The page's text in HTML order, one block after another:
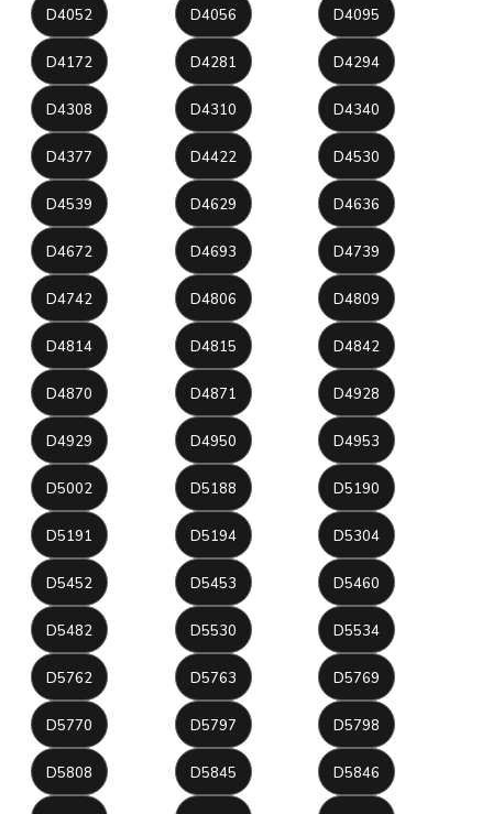
D4052 D4056 D4095
D4172 D4281 D4294
D4308 D4310 D4340
D4377 D4422 D4530
D4539 D4629 D4636
D4672 D4693 D4739
D4742 D4806 D4809
D4814 D4815 D4842
D4870 D4871 D4928
D4929 D4950 D4953
D5002 D5188 D5190
D5191 D5194 D5304
D5452 D5453 D5460
D5482 D5530 D5534
D5762 D5763 D5769
D5770 D5797 D5798
D5808 D5845 D5846